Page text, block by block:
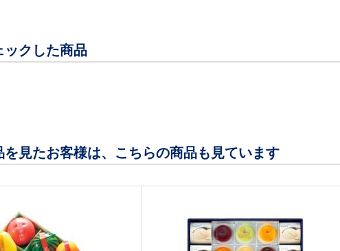
ックした商品
を見たお客様は、こちらの商品も見ています